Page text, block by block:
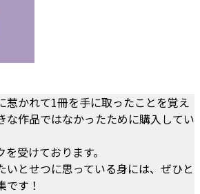
惹かれて1冊を手に取ったことを覚え
な作品ではなかったために購入してい
受けております。
いとせつに思っている身には、ぜひと
す！